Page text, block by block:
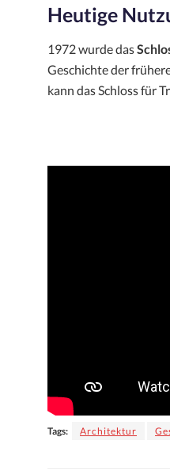
Heutige
1972 wurde das
Geschichte der
kann das Schloss für
Tags: Architektur